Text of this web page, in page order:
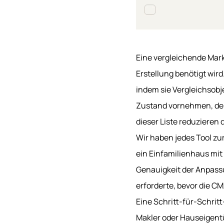
Eine vergleichende
Erstellung benötigt
indem sie
Zustand vornehmen,
dieser Liste reduzieren
Wir haben jedes Tool
ein Einfamilienhaus
Genauigkeit der
erforderte, bevor die
Eine Schritt-für-
Makler oder